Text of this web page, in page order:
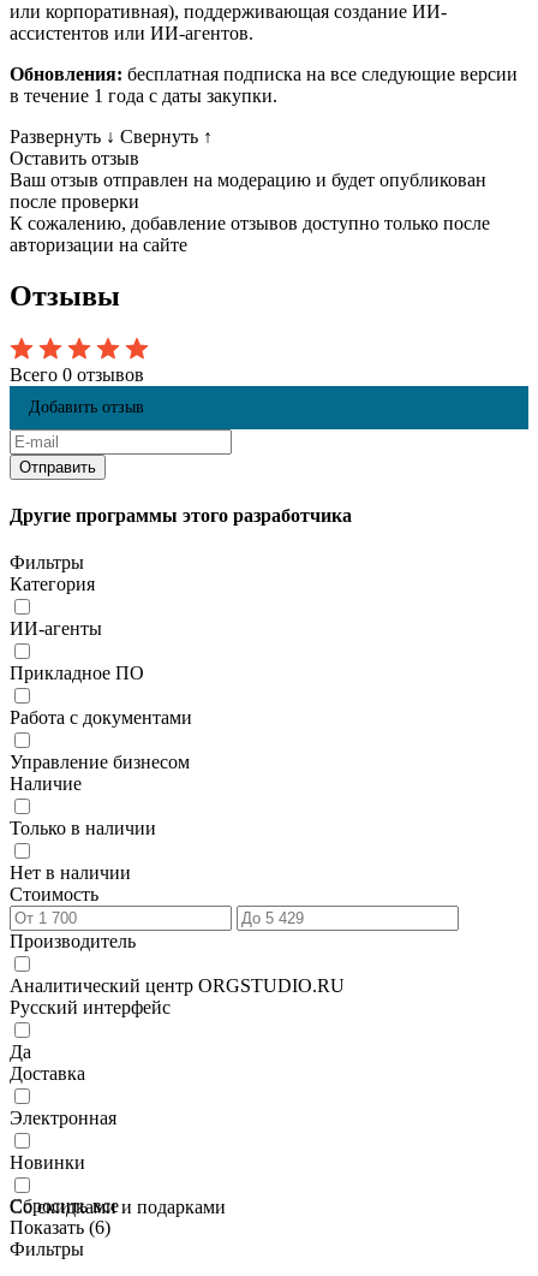
или корпоративная), поддерживающая создание ИИ-
ассистентов или ИИ-агентов.
Обновления: бесплатная подписка на все следующие версии
в течение 1 года с даты закупки.
Развернуть ↓ Свернуть ↑
Оставить отзыв
Ваш отзыв отправлен на модерацию и будет опубликован
после проверки
К сожалению, добавление отзывов доступно только после
авторизации на сайте
Отзывы
Всего 0 отзывов
Добавить отзыв
Другие программы этого разработчика
Фильтры
Категория
ИИ-агенты
Прикладное ПО
Работа с документами
Управление бизнесом
Наличие
Только в наличии
Нет в наличии
Стоимость
Производитель
Аналитический центр ORGSTUDIO.RU
Русский интерфейс
Да
Доставка
Электронная
Новинки
Со скидками и подарками
Сбросить все
Показать (6)
Фильтры